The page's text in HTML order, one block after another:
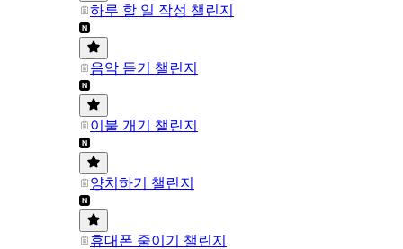
하루 할 일 작성 챌린지
음악 듣기 챌린지
이불 개기 챌린지
양치하기 챌린지
휴대폰 줄이기 챌린지